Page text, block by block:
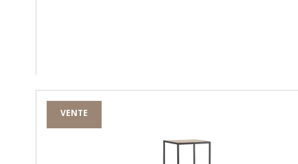
VENTE